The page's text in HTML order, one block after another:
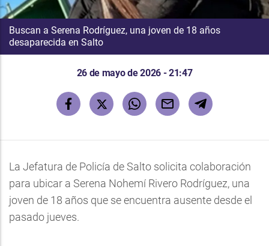
Buscan a Serena Rodríguez, una joven de 18 años
desaparecida en Salto
26 de mayo de 2026 - 21:47
La Jefatura de Policía de Salto solicita colaboración
para ubicar a Serena Nohemí Rivero Rodríguez, una
joven de 18 años que se encuentra ausente desde el
pasado jueves.